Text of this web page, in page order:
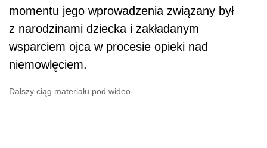
momentu jego wprowadzenia związany był
z narodzinami dziecka i zakładanym
wsparciem ojca w procesie opieki nad
niemowlęciem.
Dalszy ciąg materiału pod wideo